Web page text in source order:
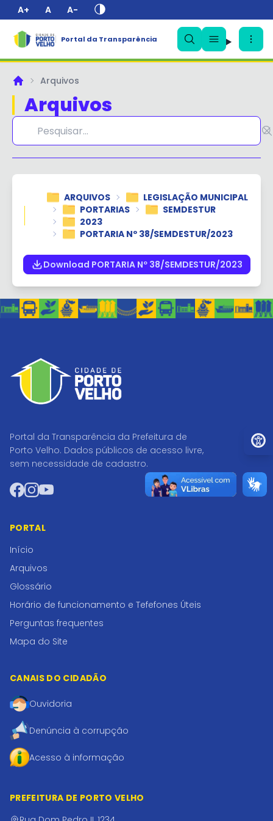
A+ A A-
Portal da Transparência
PrincipalArquivos
Arquivos
ARQUIVOS
LEGISLAÇÃO MUNICIPAL
PORTARIAS
SEMDESTUR
2023
PORTARIA Nº 38/SEMDESTUR/2023
Download PORTARIA Nº 38/SEMDESTUR/2023
Portal da Transparência da Prefeitura de
Porto Velho. Dados públicos de acesso livre,
sem necessidade de cadastro.
Facebook
Instagram
YouTube
PORTAL
Início
Arquivos
Glossário
Horário de funcionamento e Tefefones Úteis
Perguntas frequentes
Mapa do Site
CANAIS DO CIDADÃO
Ouvidoria
Denúncia à corrupção
Acesso à informação
PREFEITURA DE PORTO VELHO
✕
Ir